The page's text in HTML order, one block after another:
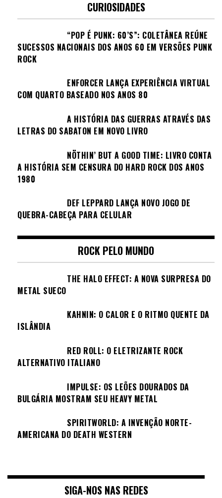
CURIOSIDADES
“POP É PUNK: 60’S”: COLETÂNEA REÚNE
SUCESSOS NACIONAIS DOS ANOS 60 EM VERSÕES PUNK
ROCK
ENFORCER LANÇA EXPERIÊNCIA VIRTUAL
COM QUARTO BASEADO NOS ANOS 80
A HISTÓRIA DAS GUERRAS ATRAVÉS DAS
LETRAS DO SABATON EM NOVO LIVRO
NÖTHIN’ BUT A GOOD TIME: LIVRO CONTA
A HISTÓRIA SEM CENSURA DO HARD ROCK DOS ANOS
1980
DEF LEPPARD LANÇA NOVO JOGO DE
QUEBRA-CABEÇA PARA CELULAR
ROCK PELO MUNDO
THE HALO EFFECT: A NOVA SURPRESA DO
METAL SUECO
KAHNIN: O CALOR E O RITMO QUENTE DA
ISLÂNDIA
RED ROLL: O ELETRIZANTE ROCK
ALTERNATIVO ITALIANO
IMPULSE: OS LEÕES DOURADOS DA
BULGÁRIA MOSTRAM SEU HEAVY METAL
SPIRITWORLD: A INVENÇÃO NORTE-
AMERICANA DO DEATH WESTERN
SIGA-NOS NAS REDES